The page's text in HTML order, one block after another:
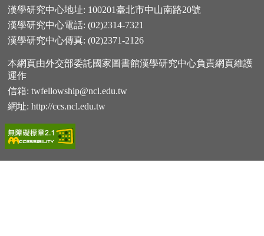
漢學研究中心地址: 100201臺北市中山南路20號
漢學研究中心電話: (02)2314-7321
漢學研究中心傳真: (02)2371-2126
本網頁由外交部委託國家圖書館漢學研究中心負責網頁維護
運作
信箱: twfellowship@ncl.edu.tw
網址: http://ccs.ncl.edu.tw